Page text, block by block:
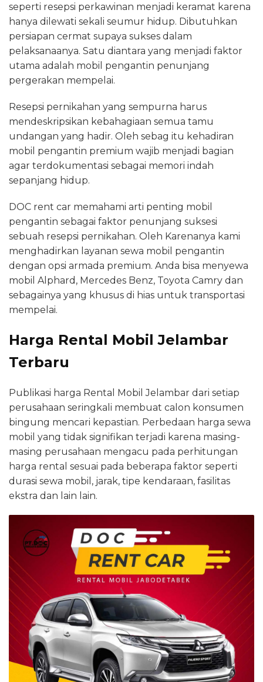
seperti resepsi perkawinan menjadi keramat karena
hanya dilewati sekali seumur hidup. Dibutuhkan
persiapan cermat supaya sukses dalam
pelaksanaanya. Satu diantara yang menjadi faktor
utama adalah mobil pengantin penunjang
pergerakan mempelai.
Resepsi pernikahan yang sempurna harus
mendeskripsikan kebahagiaan semua tamu
undangan yang hadir. Oleh sebag itu kehadiran
mobil pengantin premium wajib menjadi bagian
agar terdokumentasi sebagai memori indah
sepanjang hidup.
DOC rent car memahami arti penting mobil
pengantin sebagai faktor penunjang suksesi
sebuah resepsi pernikahan. Oleh Karenanya kami
menghadirkan layanan sewa mobil pengantin
dengan opsi armada premium. Anda bisa menyewa
mobil Alphard, Mercedes Benz, Toyota Camry dan
sebagainya yang khusus di hias untuk transportasi
mempelai.
Harga Rental Mobil Jelambar
Terbaru
Publikasi harga Rental Mobil Jelambar dari setiap
perusahaan seringkali membuat calon konsumen
bingung mencari kepastian. Perbedaan harga sewa
mobil yang tidak signifikan terjadi karena masing-
masing perusahaan mengacu pada perhitungan
harga rental sesuai pada beberapa faktor seperti
durasi sewa mobil, jarak, tipe kendaraan, fasilitas
ekstra dan lain lain.